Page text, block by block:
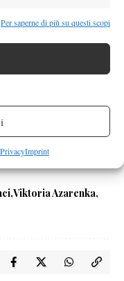
Per saperne di più su questi scopi
Imprint
Viktoria Azarenka